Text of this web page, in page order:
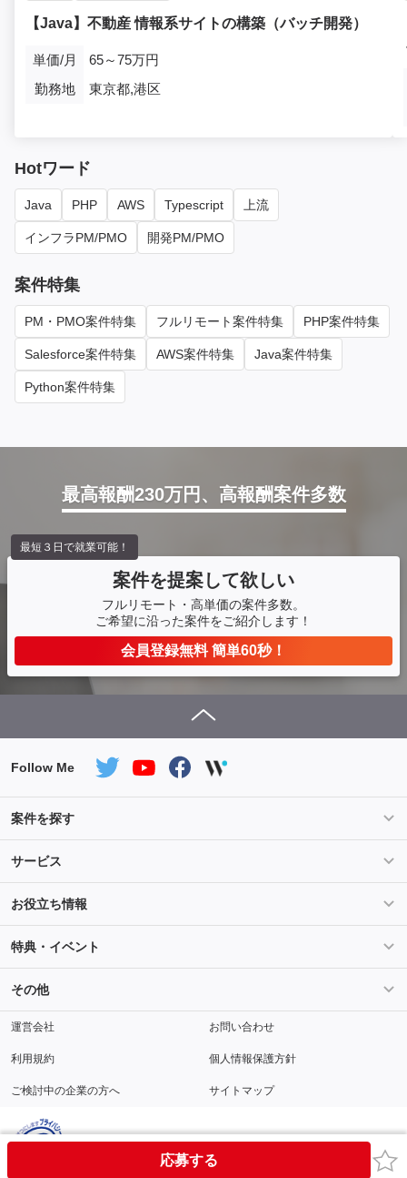
応募する お
【Java】不動産 情報系サイトの構築（バッチ開発）
単価/月
65～75万円
勤務地
東京都,港区
Hotワード
Java PHP AWS Typescript 上流
インフラPM/PMO 開発PM/PMO
案件特集
PM・PMO案件特集 フルリモート案件特集 PHP案件特集
Salesforce案件特集 AWS案件特集 Java案件特集
Python案件特集
最高報酬230万円、高報酬案件多数
案件を提案して欲しい
フルリモート・高単価の案件多数。
ご希望に沿った案件をご紹介します！
会員登録無料 簡単60秒！
最短３日で就業可能！
Follow Me
案件を探す
条件を指定して案件を探す
Salesforce案件特集 AWS案件特集
サービス
サービス紹介
ご登録から参画までの流れ フリーランスの声
お役立ち情報
ライフ
キャリア スキル・テクノロジー
特典・イベント
セミナー
その他
メディアパートナー 採用
運営会社 お問い合わせ
利用規約 個人情報保護方針
ご検討中の企業の方へ サイトマップ
© Fosternet Co., Ltd.